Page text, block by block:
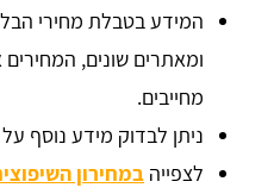
המידע בטבלת מחירי
ומאתרים שונים,
מחייבים.
ניתן לבדוק מידע נוסף על
לצפייה במחירון